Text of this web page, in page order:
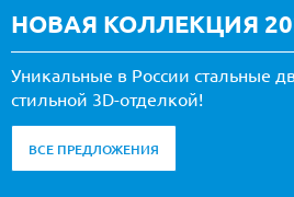
НОВАЯ КОЛЛЕКЦИЯ
Уникальные в России стальные
стильной 3D-отделкой!
ВСЕ ПРЕДЛОЖЕНИЯ